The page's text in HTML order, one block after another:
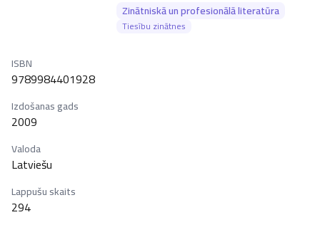
Zinātniskā un profesionālā literatūra
Tiesību zinātnes
ISBN
9789984401928
Izdošanas gads
2009
Valoda
Latviešu
Lappušu skaits
294